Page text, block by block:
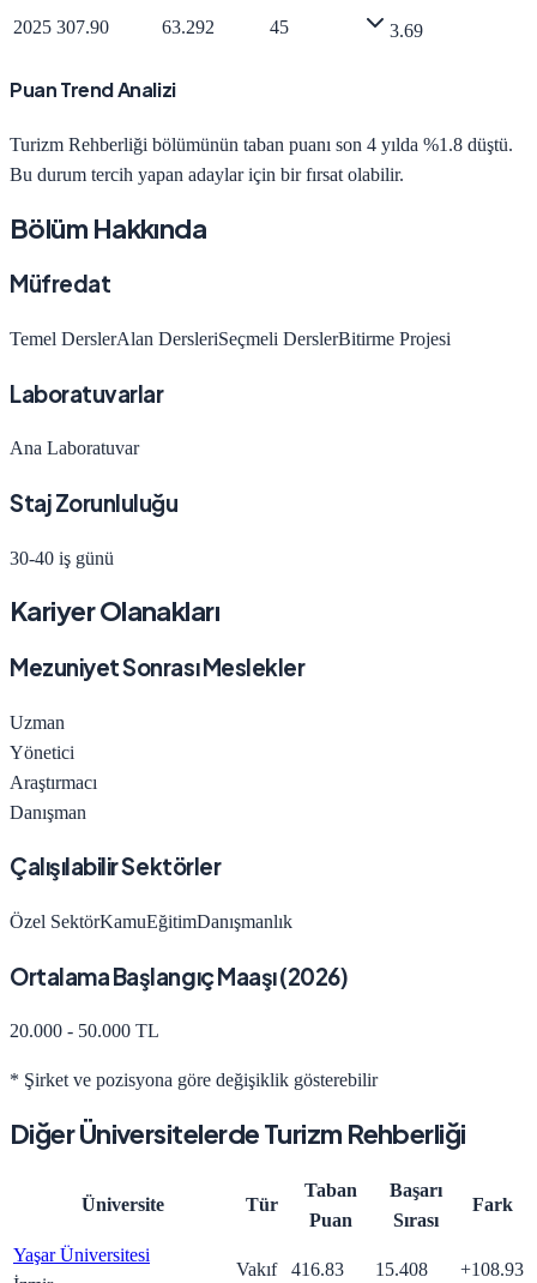
2025 307.90 63.292 45 3.69
Puan Trend Analizi
Turizm Rehberliği bölümünün taban puanı son 4 yılda %1.8 düştü.
Bu durum tercih yapan adaylar için bir fırsat olabilir.
Bölüm Hakkında
Müfredat
Temel DerslerAlan DersleriSeçmeli DerslerBitirme Projesi
Laboratuvarlar
Ana Laboratuvar
Staj Zorunluluğu
30-40 iş günü
Kariyer Olanakları
Mezuniyet Sonrası Meslekler
Uzman
Yönetici
Araştırmacı
Danışman
Çalışılabilir Sektörler
Özel SektörKamuEğitimDanışmanlık
Ortalama Başlangıç Maaşı (2026)
20.000 - 50.000 TL
* Şirket ve pozisyona göre değişiklik gösterebilir
Diğer ÜniversitelerdeTurizm Rehberliği
Üniversite Tür
Taban
Puan
Başarı
Sırası
Fark
Yaşar Üniversitesi
Vakıf 416.83 15.408 +108.93